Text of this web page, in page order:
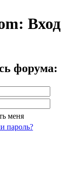
Вход
форума:
меня
пароль?